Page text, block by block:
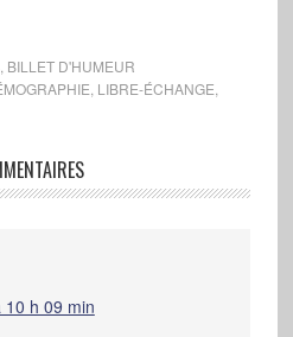
BILLET D'HUMEUR
LIBRE-ÉCHANGE
h 09 min